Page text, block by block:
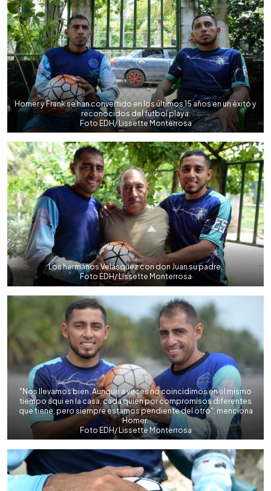
Homer y Frank se han convertido en los últimos 15 años en un éxito y
reconocidos del fútbol playa.
Foto EDH/ Lissette Monterrosa
Los hermanos Velásquez con don Juan su padre.
Foto EDH/ Lissette Monterrosa
"Nos llevamos bien. Aunque a veces no coincidimos en el mismo
tiempo aqui en la casa, cada quien por compromisos diferentes
que tiene, pero siempre estamos pendiente del otro", menciona
Homer.
Foto EDH/ Lissette Monterrosa